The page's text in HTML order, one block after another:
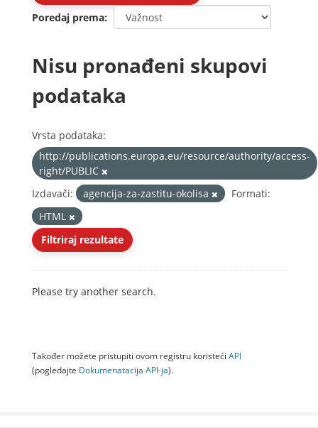
Poredaj prema
Nisu pronađeni skupovi
podataka
Vrsta podataka:
http://publications.europa.eu/resource/authority/access-
right/PUBLIC
Izdavači:
agencija-za-zastitu-okolisa
Formati:
HTML
Filtriraj rezultate
Please try another search.
Također možete pristupiti ovom registru koristeći API
(pogledajte Dokumenаtаcijа API-jа).